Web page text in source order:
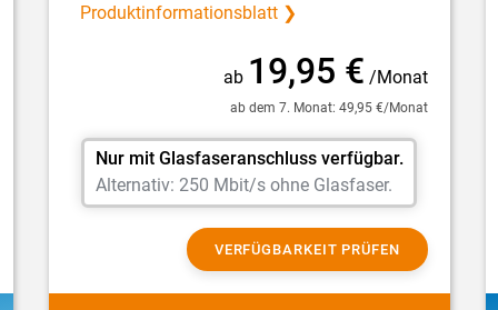
Produktinformationsblatt ❯
ab 19,95 € /Monat
ab dem 7. Monat: 49,95 €/Monat
Nur mit Glasfaseranschluss verfügbar.
Alternativ: 250 Mbit/s ohne Glasfaser.
VERFÜGBARKEIT PRÜFEN